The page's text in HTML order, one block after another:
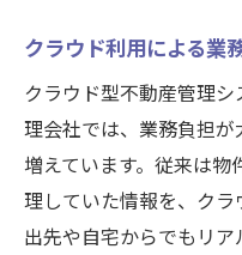
クラウド利用による業
クラウド型不動産管理
理会社では、業務負担
増えています。従来は物
理していた情報を、ク
出先や自宅からでもリ